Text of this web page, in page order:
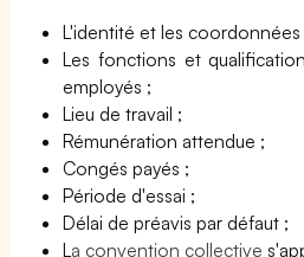
L'identité et les coordonnées
Les fonctions et
employés ;
Lieu de travail ;
Rémunération attendue ;
Congés payés ;
Période d'essai ;
Délai de préavis par défaut ;
La convention collective